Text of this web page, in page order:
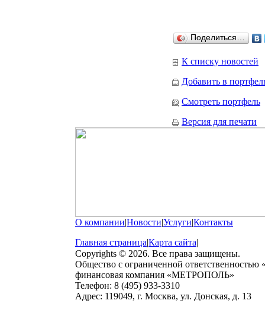
Поделиться…
К списку новостей
Добавить в
Смотреть портфель
Версия для печати
О компании|Новости|Услуги|Контакты
Главная страница|Карта сайта|
Copyrights © 2026. Все права защищены.
Общество с ограниченной ответственностью
финансовая компания «МЕТРОПОЛЬ»
Телефон: 8 (495) 933-3310
Адрес: 119049, г. Москва, ул. Донская, д. 13